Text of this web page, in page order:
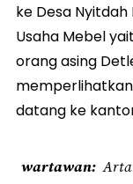
ke Desa
Usaha Mebel
orang asing
memperlihatkan
datang ke kantor
wartawan Arta